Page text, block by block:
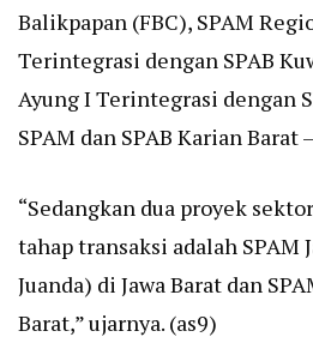
Balikpapan (FBC), SPAM
Terintegrasi dengan SPAB
Ayung I Terintegrasi dengan
SPAM dan SPAB Karian Barat
“Sedangkan dua proyek
tahap transaksi adalah SPAM
Juanda) di Jawa Barat dan
Barat,” ujarnya. (as9)